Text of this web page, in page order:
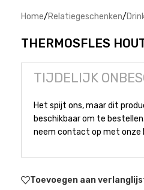
Home/Relatiegeschenken/
THERMOSFLES
TIJDELIJK
Het spijt ons, maar dit
beschikbaar om te
neem contact op met onze
Toevoegen aan